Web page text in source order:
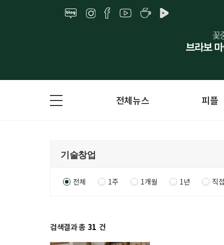
전체뉴스 피플
전체 1주 1개월 1년 직
검색결과 총 31 건